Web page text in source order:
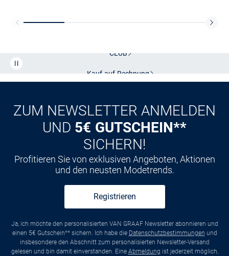
CLUB
Kauf auf Rechnung
ZUM NEWSLETTER ANMELDEN
UND 5€ GUTSCHEIN**
SICHERN!
Profitieren Sie von exklusiven Angeboten, Aktionen
und den neusten Modetrends.
Registrieren
Ja, ich möchte den personalisierten VAN GRAAF Newsletter abonnieren und
einen 5€ Gutschein** sichern. Ich habe die Datenschutzbestimmungen und
insbesondere den Abschnitt zum personalisierten Newsletter-Versand
gelesen und bin damit einverstanden. Eine Abmeldung ist jederzeit möglich,